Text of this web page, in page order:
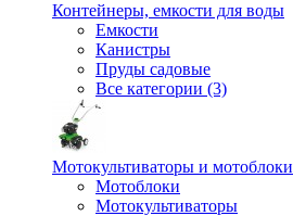
Контейнеры, емкости для воды
Емкости
Канистры
Пруды садовые
Все категории (3)
Мотокультиваторы и мотоблоки
Мотоблоки
Мотокультиваторы